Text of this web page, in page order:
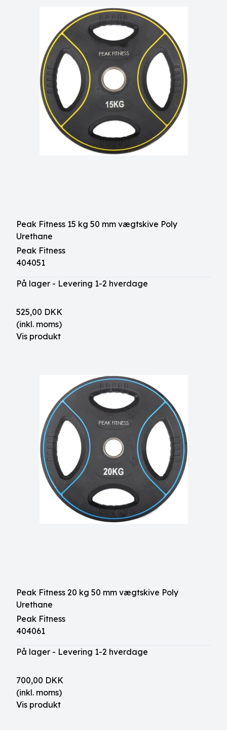
Peak Fitness 15 kg 50 mm vægtskive Poly
Urethane
Peak Fitness
404051
På lager - Levering 1-2 hverdage
525,00 DKK
(inkl. moms)
Vis produkt
Peak Fitness 20 kg 50 mm vægtskive Poly
Urethane
Peak Fitness
404061
På lager - Levering 1-2 hverdage
700,00 DKK
(inkl. moms)
Vis produkt